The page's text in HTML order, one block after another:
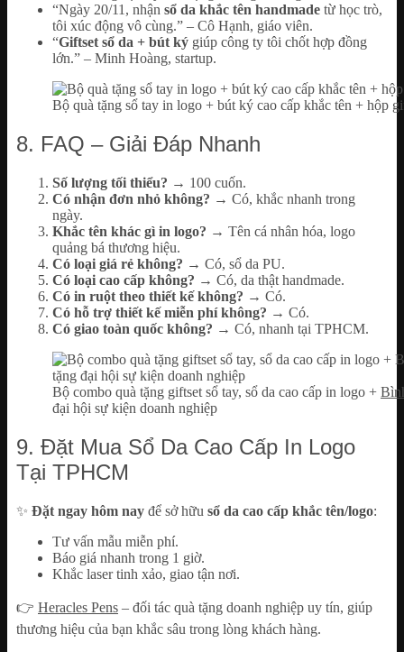
“Ngày 20/11, nhận sổ da khắc tên handmade từ học trò,
tôi xúc động vô cùng.” – Cô Hạnh, giáo viên.
“Giftset sổ da + bút ký giúp công ty tôi chốt hợp đồng
lớn.” – Minh Hoàng, startup.
Bộ quà tặng sổ tay in logo + bút ký cao cấp khắc tên + hộp
8. FAQ – Giải Đáp Nhanh
Số lượng tối thiểu? → 100 cuốn.
Có nhận đơn nhỏ không? → Có, khắc nhanh trong
ngày.
Khắc tên khác gì in logo? → Tên cá nhân hóa, logo
quảng bá thương hiệu.
Có loại giá rẻ không? → Có, sổ da PU.
Có loại cao cấp không? → Có, da thật handmade.
Có in ruột theo thiết kế không? → Có.
Có hỗ trợ thiết kế miễn phí không? → Có.
Có giao toàn quốc không? → Có, nhanh tại TPHCM.
Bộ combo quà tặng giftset sổ tay, sổ da cao cấp in logo +
đại hội sự kiện doanh nghiệp
9. Đặt Mua Sổ Da Cao Cấp In Logo
Tại TPHCM
✨ Đặt ngay hôm nay để sở hữu sổ da cao cấp khắc tên/logo:
Tư vấn mẫu miễn phí.
Báo giá nhanh trong 1 giờ.
Khắc laser tinh xảo, giao tận nơi.
👉 Heracles Pens – đối tác quà tặng doanh nghiệp uy tín, giúp
thương hiệu của bạn khắc sâu trong lòng khách hàng.